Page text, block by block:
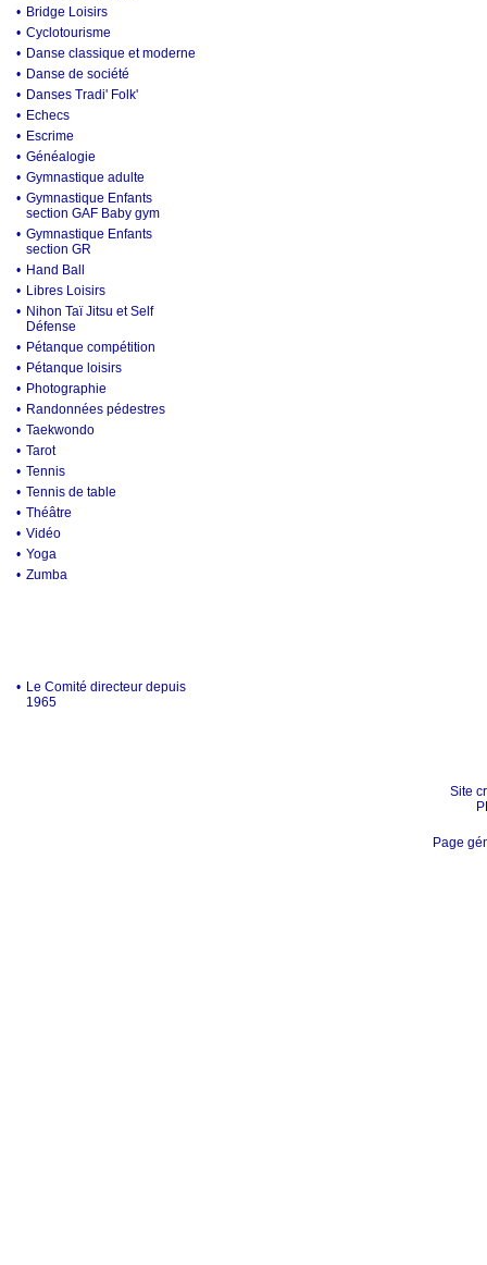
• Bridge Loisirs
• Cyclotourisme
• Danse classique et moderne
• Danse de société
• Danses Tradi' Folk'
• Echecs
• Escrime
• Généalogie
• Gymnastique adulte
• Gymnastique Enfants
section GAF Baby gym
• Gymnastique Enfants
section GR
• Hand Ball
• Libres Loisirs
• Nihon Taï Jitsu et Self
Défense
• Pétanque compétition
• Pétanque loisirs
• Photographie
• Randonnées pédestres
• Taekwondo
• Tarot
• Tennis
• Tennis de table
• Théâtre
• Vidéo
• Yoga
• Zumba
• Le Comité directeur depuis
1965
Site
Page